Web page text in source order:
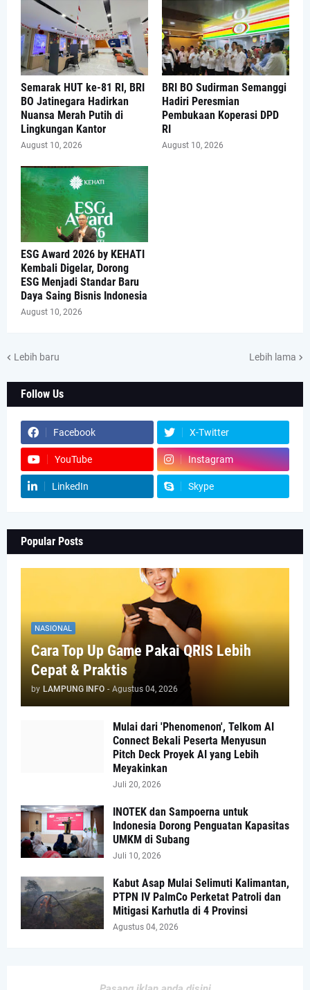
Semarak HUT ke-81 RI, BRI
BO Jatinegara Hadirkan
Nuansa Merah Putih di
Lingkungan Kantor
August 10, 2026
BRI BO Sudirman Semanggi
Hadiri Peresmian
Pembukaan Koperasi DPD
RI
August 10, 2026
ESG Award 2026 by KEHATI
Kembali Digelar, Dorong
ESG Menjadi Standar Baru
Daya Saing Bisnis Indonesia
August 10, 2026
Lebih baru Lebih lama
Follow Us
Facebook X-Twitter
YouTube Instagram
LinkedIn Skype
Popular Posts
NASIONAL
Cara Top Up Game Pakai QRIS Lebih
Cepat & Praktis
by LAMPUNG INFO - Agustus 04, 2026
Mulai dari 'Phenomenon', Telkom AI
Connect Bekali Peserta Menyusun
Pitch Deck Proyek AI yang Lebih
Meyakinkan
Juli 20, 2026
INOTEK dan Sampoerna untuk
Indonesia Dorong Penguatan Kapasitas
UMKM di Subang
Juli 10, 2026
Kabut Asap Mulai Selimuti Kalimantan,
PTPN IV PalmCo Perketat Patroli dan
Mitigasi Karhutla di 4 Provinsi
Agustus 04, 2026